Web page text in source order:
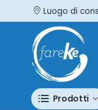
Luogo di
Prodotti